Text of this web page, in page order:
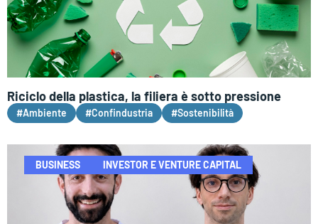
Riciclo della plastica, la filiera è sotto pressione
#Ambiente #Confindustria #Sostenibilità
BUSINESS INVESTOR E VENTURE CAPITAL